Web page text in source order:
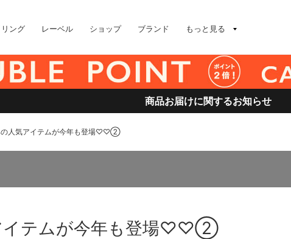
ング レーベル ショップ ブランド もっと見る
商品お届けに関するお知らせ
の人気アイテムが今年も登場♡♡②
イテムが今年も登場♡♡②